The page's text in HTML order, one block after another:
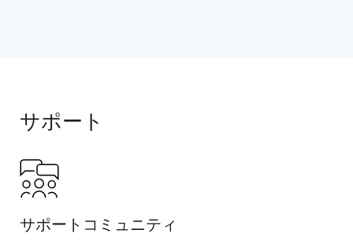
サポート
サポートコミュニティ